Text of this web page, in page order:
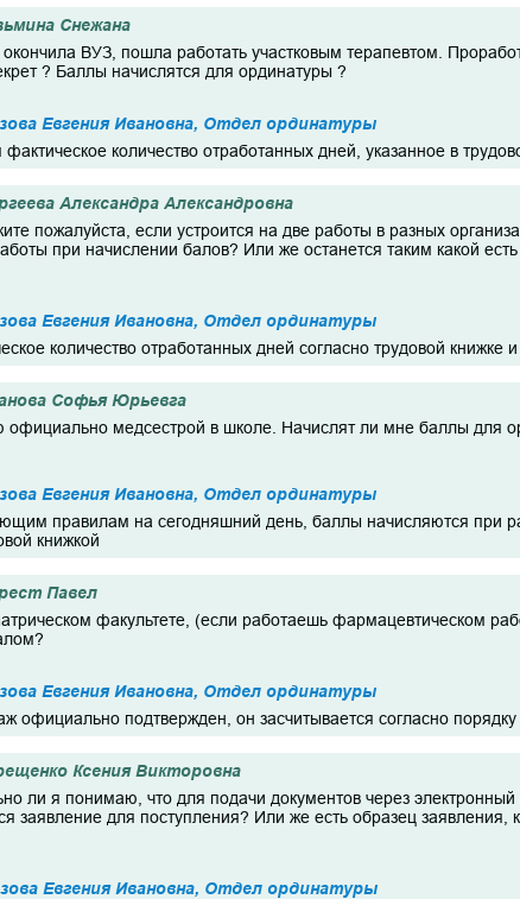
Снежана
окончила ВУЗ, пошла работать участковым терапевтом.
? Баллы начислятся для ординатуры ?
Евгения Ивановна, Отдел ординатуры
количество отработанных дней, указанное в
Александра Александровна
пожалуйста, если устроится на две работы в разных
при начислении балов? Или же останется таким какой
Евгения Ивановна, Отдел ординатуры
количество отработанных дней согласно трудовой книжке
Софья Юрьевга
официально медсестрой в школе. Начислят ли мне баллы для
Евгения Ивановна, Отдел ординатуры
правилам на сегодняшний день, баллы начисляются при
книжкой
Павел
факультете, (если работаешь фармацевтическом
Евгения Ивановна, Отдел ординатуры
официально подтвержден, он засчитывается согласно
Ксения Викторовна
ли я понимаю, что для подачи документов через
заявление для поступления? Или же есть образец заявления,
Евгения Ивановна, Отдел ординатуры